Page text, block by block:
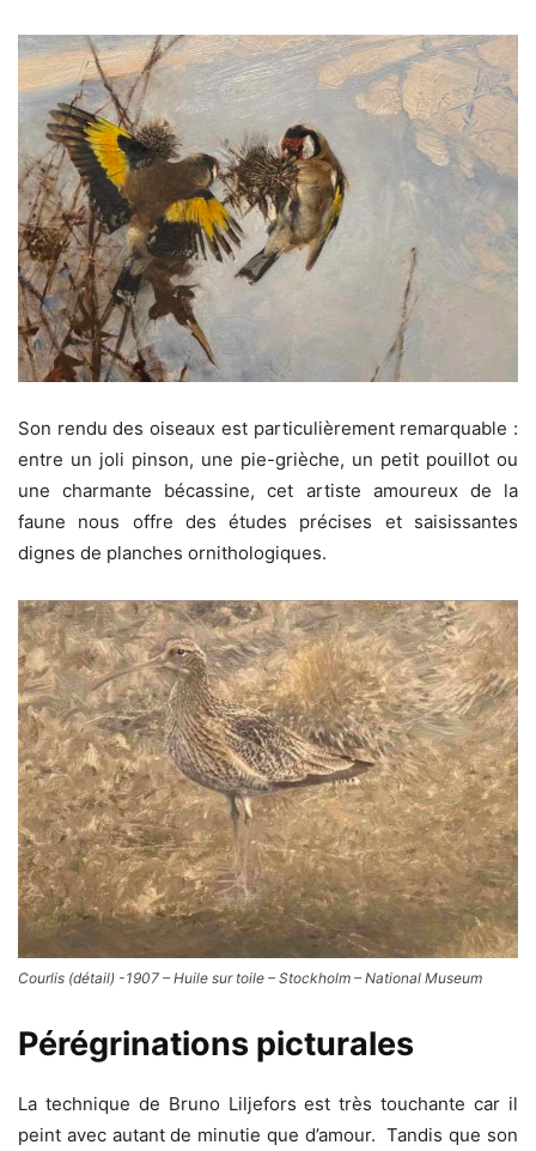
Son rendu des oiseaux est particulièrement remarquable :
entre un joli pinson, une pie-grièche, un petit pouillot ou
une charmante bécassine, cet artiste amoureux de la
faune nous offre des études précises et saisissantes
dignes de planches ornithologiques.
Courlis (détail) -1907 – Huile sur toile – Stockholm – National Museum
Pérégrinations picturales
La technique de Bruno Liljefors est très touchante car il
peint avec autant de minutie que d’amour. Tandis que son